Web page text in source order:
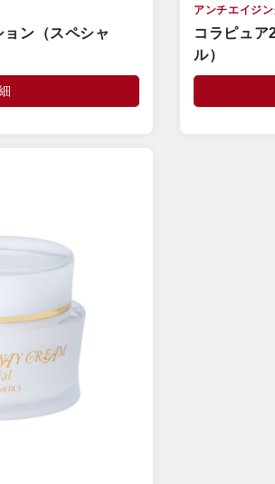
ン（スペシャ
アンチエイジ
コラピュア
ル）